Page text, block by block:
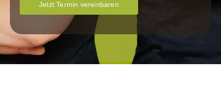
Jetzt Termin vereinbaren